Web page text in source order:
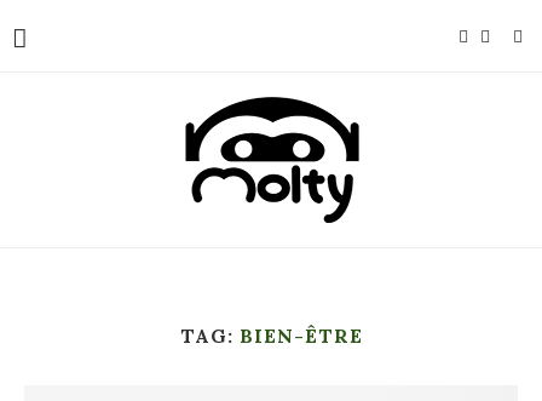
TAG: BIEN-ÊTRE